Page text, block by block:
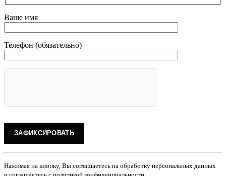
Ваше имя
Телефон (обязательно)
Нажимая на кнопку, Вы соглашаетесь на обработку персональных данных